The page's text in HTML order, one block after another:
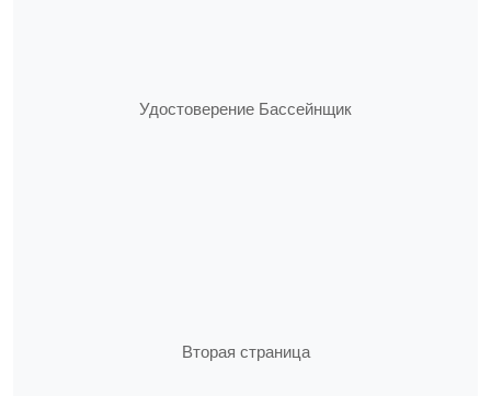
Удостоверение Бассейнщик
Вторая страница